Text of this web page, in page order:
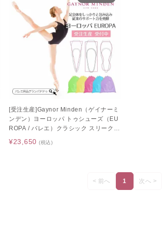
[受注生産]Gaynor Minden（ゲイナーミ
ンデン）ヨーロッパ トゥシューズ（EU
ROPA / バレエ）クラシック スリーク
¥23,650 (税込)
< 前へ 1 次へ >